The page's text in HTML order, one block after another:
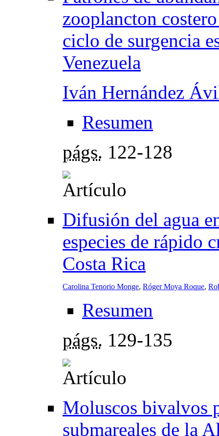
zooplancton
ciclo de surgencia
Venezuela
Iván Hernández
Resumen
págs. 122-128
Difusión del agua
especies de rápido
Costa Rica
Carolina Tenorio Monge, Róger Moya Roque,
Resumen
págs. 129-135
Moluscos bivalvos
submareales de la